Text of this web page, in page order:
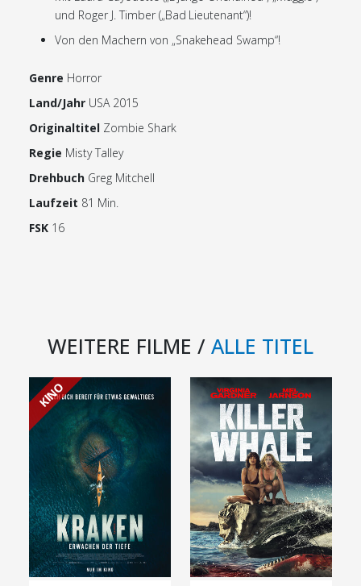
und Roger J. Timber („Bad Lieutenant“)!
Von den Machern von „Snakehead Swamp“!
Genre Horror
Land/Jahr USA 2015
Originaltitel Zombie Shark
Regie Misty Talley
Drehbuch Greg Mitchell
Laufzeit 81 Min.
FSK 16
WEITERE FILME / ALLE TITEL
KINO